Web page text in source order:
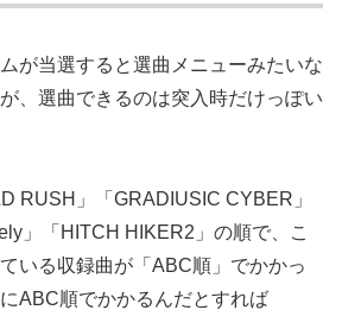
が当選すると選曲メニューみたいな
、選曲できるのは突入時だけっぽい
RUSH」「GRADIUSIC CYBER」
」「HITCH HIKER2」の順で、こ
いる収録曲が「ABC順」でかかっ
ABC順でかかるんだとすれば